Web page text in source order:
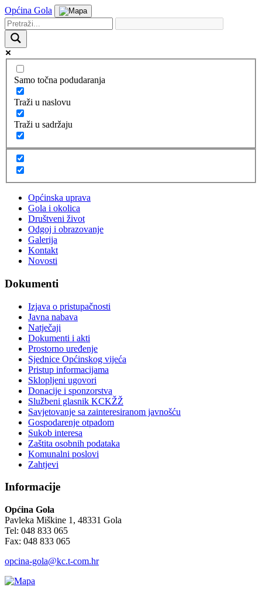
Općina Gola
Samo točna podudaranja
Traži u naslovu
Traži u sadržaju
Općinska uprava
Gola i okolica
Društveni život
Odgoj i obrazovanje
Galerija
Kontakt
Novosti
Dokumenti
Izjava o pristupačnosti
Javna nabava
Natječaji
Dokumenti i akti
Prostorno uređenje
Sjednice Općinskog vijeća
Pristup informacijama
Sklopljeni ugovori
Donacije i sponzorstva
Službeni glasnik KCKŽŽ
Savjetovanje sa zainteresiranom javnošću
Gospodarenje otpadom
Sukob interesa
Zaštita osobnih podataka
Komunalni poslovi
Zahtjevi
Informacije
Općina Gola
Pavleka Miškine 1, 48331 Gola
Tel: 048 833 065
Fax: 048 833 065
opcina-gola@kc.t-com.hr